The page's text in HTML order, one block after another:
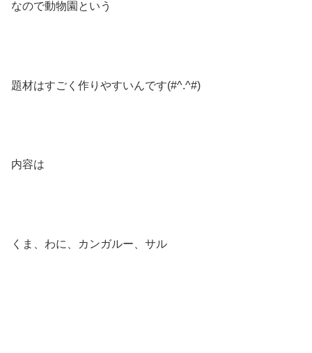
なので動物園という
題材はすごく作りやすいんです(#^.^#)
内容は
くま、わに、カンガルー、サル